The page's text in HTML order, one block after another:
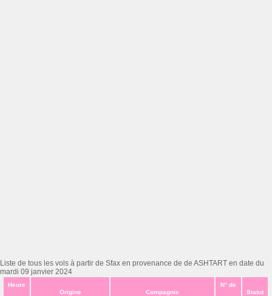
Liste de tous les vols à partir de Sfax en provenance de de ASHTART en date du
mardi 09 janvier 2024
Heure
Origine Compagnie
N° de
Statut